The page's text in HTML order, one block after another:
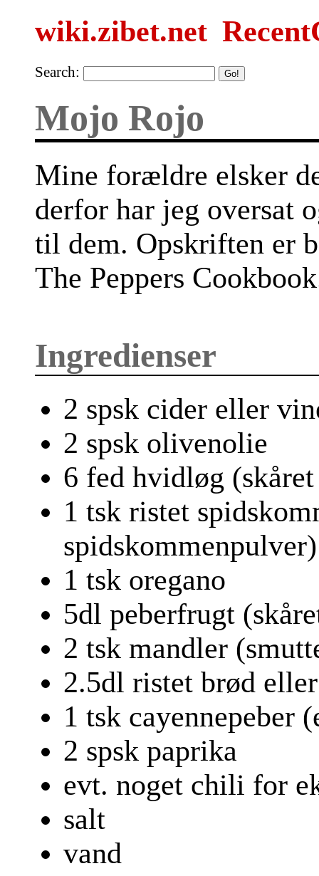
wiki.zibet.net
Search:
Mojo Rojo
Mine forældre elsker
derfor har jeg oversat
til dem. Opskriften er
The Peppers
Ingredienser
2 spsk cider eller
2 spsk olivenolie
6 fed hvidløg
1 tsk ristet
spidskommenpulver)
1 tsk oregano
5dl peberfrugt
2 tsk mandler
2.5dl ristet brød
1 tsk cayennepeber
2 spsk paprika
evt. noget chili for
salt
vand